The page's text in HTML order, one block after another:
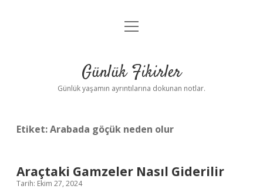
Anasayfa
Yasal Uyarı
menüyü
Günlük Fikirler
Günlük yaşamın ayrıntılarına dokunan notlar.
Etiket:Arabada göçük neden olur
Araçtaki Gamzeler Nasıl Giderilir
Tarih: Ekim 27, 2024